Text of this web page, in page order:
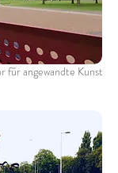
für angewandte Kunst